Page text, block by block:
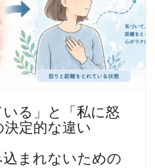
いる」と「私に怒
定的な違い
込まれないための